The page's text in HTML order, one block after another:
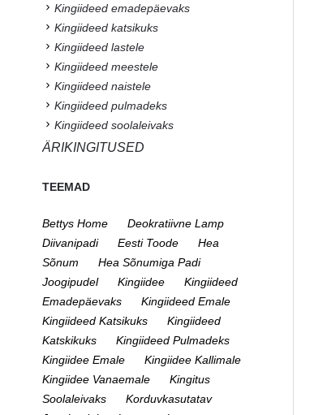
Kingiideed emadepäevaks
Kingiideed katsikuks
Kingiideed lastele
Kingiideed meestele
Kingiideed naistele
Kingiideed pulmadeks
Kingiideed soolaleivaks
ÄRIKINGITUSED
TEEMAD
Bettys Home
Deokratiivne Lamp
Diivanipadi
Eesti Toode
Hea
Sõnum
Hea Sõnumiga Padi
Joogipudel
Kingiidee
Kingiideed
Emadepäevaks
Kingiideed Emale
Kingiideed Katsikuks
Kingiideed
Katskikuks
Kingiideed Pulmadeks
Kingiidee Emale
Kingiidee Kallimale
Kingiidee Vanaemale
Kingitus
Soolaleivaks
Korduvkasutatav